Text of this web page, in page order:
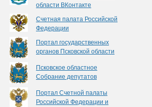
области ВКонтакте
Счетная палата Российской
Федерации
Портал государственных
органов Псковской области
Псковское областное
Собрание депутатов
Портал Счетной палаты
Российской Федерации и